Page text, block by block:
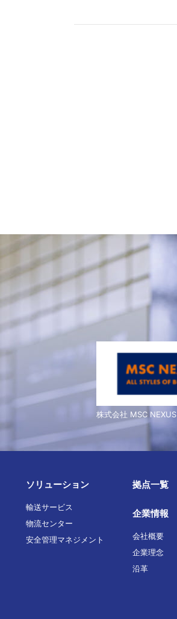
株式会社 MSC NEXUS
ソリューション
輸送サービス
物流センター
安全管理マネジメント
拠点一覧
企業情報
会社概要
企業理念
沿革